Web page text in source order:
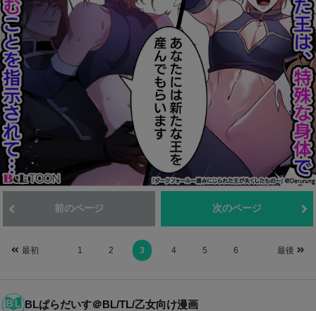
前のページ 次のページ
最初 1 2 3 4 5 6 最後
BLぱらだいす＠BL/TL/乙女向け漫画